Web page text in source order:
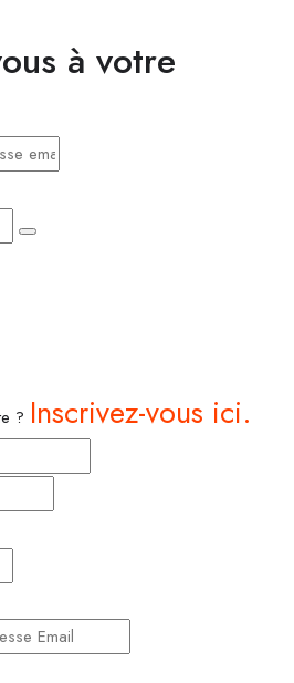
à votre
? Inscrivez-vous ici.